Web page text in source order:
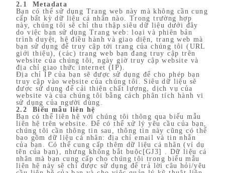
2.1 Metadata
Bạn có thể sử dụng Trang web này mà không cần cung
cấp bất kỳ dữ liệu cá nhân nào. Trong trường hợp
này, chúng tôi sẽ chỉ thu thập siêu dữ liệu dưới đây
do việc bạn sử dụng Trang web: loại và phiên bản
trình duyệt, hệ điều hành và giao diện, trang web mà
bạn sử dụng để truy cập tới trang của chúng tôi (URL
giới thiệu), (các) trang web bạn đang truy cập trên
website của chúng tôi, ngày giờ truy cập website và
địa chỉ giao thức internet (IP).
Địa chỉ IP của bạn sẽ được sử dụng để cho phép bạn
truy cập vào website của chúng tôi. Siêu dữ liệu sẽ
được sử dụng để cải thiện chất lượng, dịch vụ của
website và của chúng tôi bằng cách phân tích hành vi
sử dụng của người dùng.
2.2 Biểu mẫu liên hệ
Bạn có thể liên hệ với chúng tôi thông qua biểu mẫu
liên hệ trên website. Để có thể xử lý yêu cầu của bạn,
chúng tôi cần thông tin sau, thông tin này cũng có thể
bao gồm dữ liệu cá nhân: địa chỉ email và tin nhắn
của bạn. Có thể cung cấp thêm dữ liệu cá nhân (ví dụ
tên của bạn), nhưng không bắt buộc[GJ3] . Dữ liệu cá
nhân mà bạn cung cấp cho chúng tôi trong biểu mẫu
liên hệ này sẽ chỉ được sử dụng để trả lời câu hỏi/yêu